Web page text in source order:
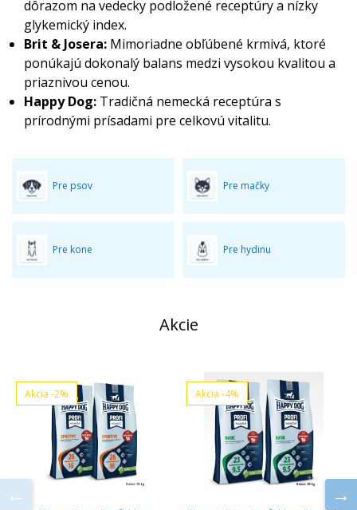
dôrazom na vedecky podložené receptúry a nízky
glykemický index.
Brit & Josera: Mimoriadne obľúbené krmivá, ktoré
ponúkajú dokonalý balans medzi vysokou kvalitou a
priaznivou cenou.
Happy Dog: Tradičná nemecká receptúra s
prírodnými prísadami pre celkovú vitalitu.
Pre psov Pre mačky
Pre kone Pre hydinu
Akcie
Akcia -2% Akcia -4%